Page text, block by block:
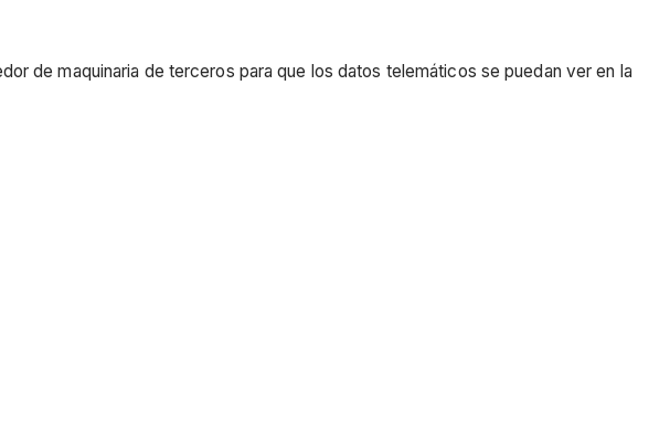
de maquinaria de terceros para que los datos telemáticos se puedan ver en la